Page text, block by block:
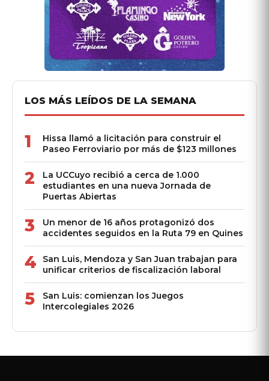
LOS MÁS LEÍDOS DE LA SEMANA
1
Hissa llamó a licitación para construir el
Paseo Ferroviario por más de $123 millones
2
La UCCuyo recibió a cerca de 1.000
estudiantes en una nueva Jornada de
Puertas Abiertas
3
Un menor de 16 años protagonizó dos
accidentes seguidos en la Ruta 79 en Quines
4
San Luis, Mendoza y San Juan trabajan para
unificar criterios de fiscalización laboral
5
San Luis: comienzan los Juegos
Intercolegiales 2026